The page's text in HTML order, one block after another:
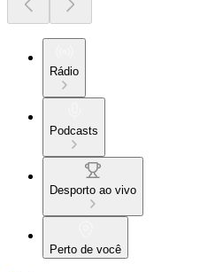
Rádio
Podcasts
Desporto ao vivo
Perto de você